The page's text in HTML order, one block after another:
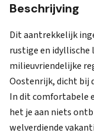
Beschrijving
Dit aantrekkelijk
rustige en idyllische
milieuvriendelijke
Oostenrijk, dicht bij
In dit comfortabele
het je aan niets
welverdiende